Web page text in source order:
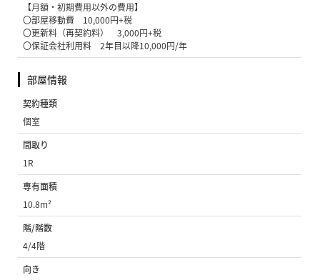
【月額・初期費用以外の費用】
〇部屋移動費 10,000円+税
〇更新料（再契約料） 3,000円+税
〇保証会社利用料 2年目以降10,000円/年
部屋情報
契約種類
個室
間取り
1R
専有面積
10.8m²
階/階数
4/4階
向き